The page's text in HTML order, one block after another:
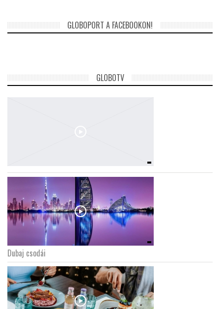
GLOBOPORT A FACEBOOKON!
GLOBOTV
Dubaj csodái